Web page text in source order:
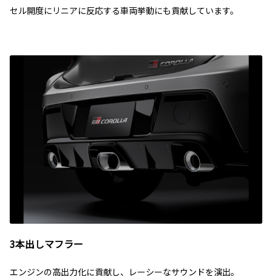
セル開度にリニアに反応する車両挙動にも貢献しています。
3本出しマフラー
エンジンの高出力化に貢献し、レーシーなサウンドを演出。